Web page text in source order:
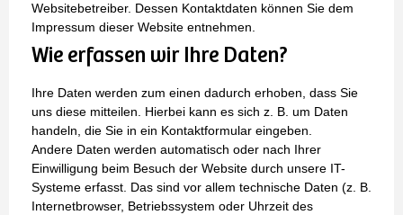
Websitebetreiber. Dessen Kontaktdaten können Sie dem
Impressum dieser Website entnehmen.
Wie erfassen wir Ihre Daten?
Ihre Daten werden zum einen dadurch erhoben, dass Sie
uns diese mitteilen. Hierbei kann es sich z. B. um Daten
handeln, die Sie in ein Kontaktformular eingeben.
Andere Daten werden automatisch oder nach Ihrer
Einwilligung beim Besuch der Website durch unsere IT-
Systeme erfasst. Das sind vor allem technische Daten (z. B.
Internetbrowser, Betriebssystem oder Uhrzeit des